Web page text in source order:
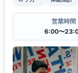
営業時間
6:00〜